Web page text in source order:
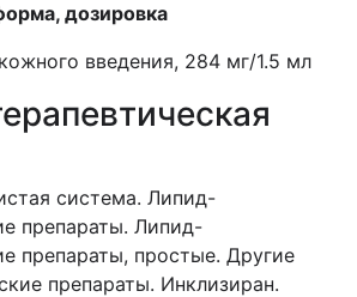
дозировка
введения, 284 мг/1.5 мл
система. Липид-
препараты. Липид-
препараты, простые. Другие
препараты. Инклизиран.